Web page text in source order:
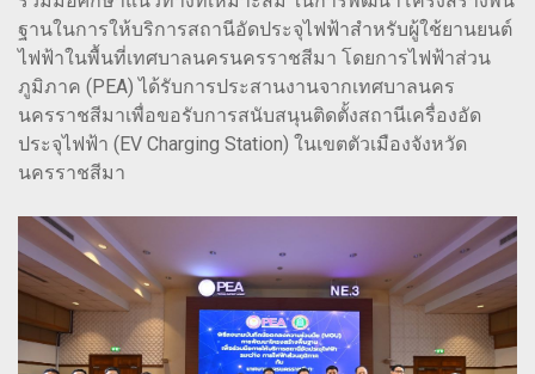
ฐานในการให้บริการสถานีอัดประจุไฟฟ้าสำหรับผู้ใช้ยานยนต์
ไฟฟ้าในพื้นที่เทศบาลนครนครราชสีมา โดยการไฟฟ้าส่วน
ภูมิภาค (PEA) ได้รับการประสานงานจากเทศบาลนคร
นครราชสีมาเพื่อขอรับการสนับสนุนติดตั้งสถานีเครื่องอัด
ประจุไฟฟ้า (EV Charging Station) ในเขตตัวเมืองจังหวัด
นครราชสีมา